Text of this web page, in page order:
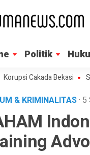
Politik
Cakada Bekasi Semua
& KRIMINALITAS·